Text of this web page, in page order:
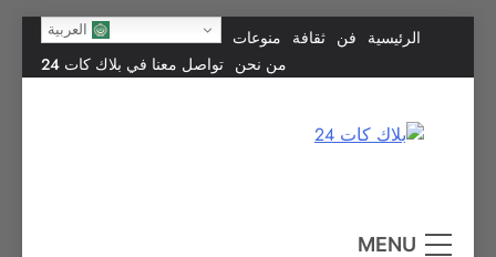
content
الرئيسية فن ثقافة منوعات العربية
من نحن تواصل معنا في بلاك كات 24
MENU